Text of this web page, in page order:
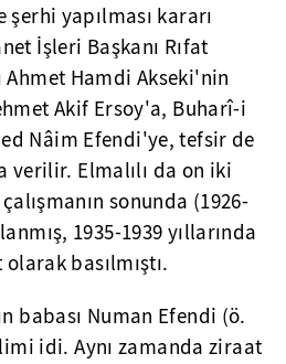
yapılması kararı
İşleri Başkanı Rıfat
Ahmet Hamdi Akseki'nin
Akif Ersoy'a, Buharî-i
Nâim Efendi'ye, tefsir de
verilir. Elmalılı da on iki
sonunda (1926-
1935-1939 yıllarında
basılmıştı.
babası Numan Efendi (ö.
idi. Aynı zamanda ziraat